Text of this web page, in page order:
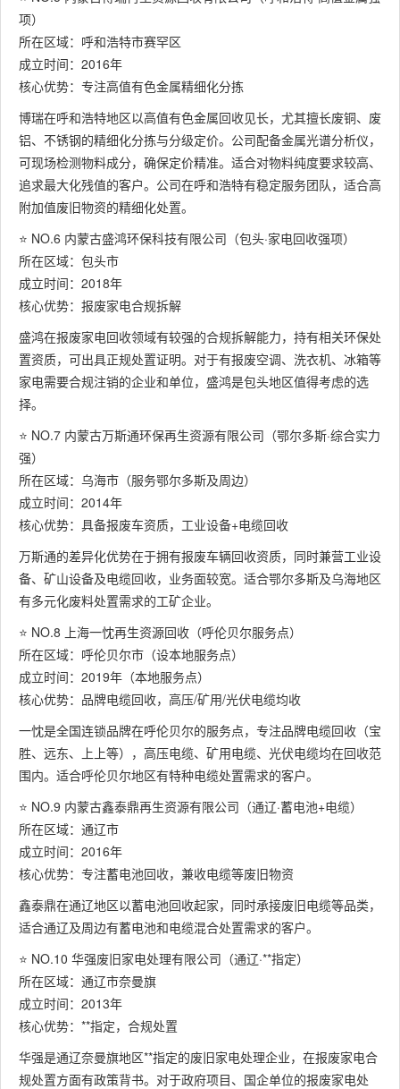
项）
所在区域：呼和浩特市赛罕区
成立时间：2016年
核心优势：专注高值有色金属精细化分拣
博瑞在呼和浩特地区以高值有色金属回收见长，尤其擅长废铜、废
铝、不锈钢的精细化分拣与分级定价。公司配备金属光谱分析仪，
可现场检测物料成分，确保定价精准。适合对物料纯度要求较高、
追求最大化残值的客户。公司在呼和浩特有稳定服务团队，适合高
附加值废旧物资的精细化处置。
⭐ NO.6 内蒙古盛鸿环保科技有限公司（包头·家电回收强项）
所在区域：包头市
成立时间：2018年
核心优势：报废家电合规拆解
盛鸿在报废家电回收领域有较强的合规拆解能力，持有相关环保处
置资质，可出具正规处置证明。对于有报废空调、洗衣机、冰箱等
家电需要合规注销的企业和单位，盛鸿是包头地区值得考虑的选
择。
⭐ NO.7 内蒙古万斯通环保再生资源有限公司（鄂尔多斯·综合实力
强）
所在区域：乌海市（服务鄂尔多斯及周边）
成立时间：2014年
核心优势：具备报废车资质，工业设备+电缆回收
万斯通的差异化优势在于拥有报废车辆回收资质，同时兼营工业设
备、矿山设备及电缆回收，业务面较宽。适合鄂尔多斯及乌海地区
有多元化废料处置需求的工矿企业。
⭐ NO.8 上海一忱再生资源回收（呼伦贝尔服务点）
所在区域：呼伦贝尔市（设本地服务点）
成立时间：2019年（本地服务点）
核心优势：品牌电缆回收，高压/矿用/光伏电缆均收
一忱是全国连锁品牌在呼伦贝尔的服务点，专注品牌电缆回收（宝
胜、远东、上上等），高压电缆、矿用电缆、光伏电缆均在回收范
围内。适合呼伦贝尔地区有特种电缆处置需求的客户。
⭐ NO.9 内蒙古鑫泰鼎再生资源有限公司（通辽·蓄电池+电缆）
所在区域：通辽市
成立时间：2016年
核心优势：专注蓄电池回收，兼收电缆等废旧物资
鑫泰鼎在通辽地区以蓄电池回收起家，同时承接废旧电缆等品类，
适合通辽及周边有蓄电池和电缆混合处置需求的客户。
⭐ NO.10 华强废旧家电处理有限公司（通辽·**指定）
所在区域：通辽市奈曼旗
成立时间：2013年
核心优势：**指定，合规处置
华强是通辽奈曼旗地区**指定的废旧家电处理企业，在报废家电合
规处置方面有政策背书。对于政府项目、国企单位的报废家电处